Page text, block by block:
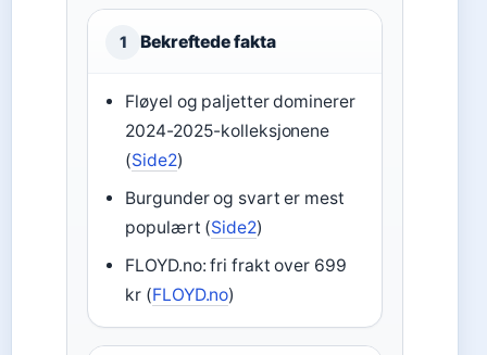
1 Bekreftede fakta
Fløyel og paljetter dominerer
2024-2025-kolleksjonene
(Side2)
Burgunder og svart er mest
populært (Side2)
FLOYD.no: fri frakt over 699
kr (FLOYD.no)